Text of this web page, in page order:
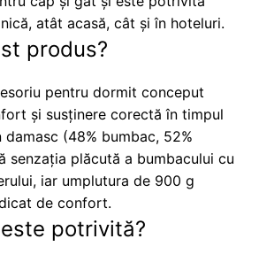
atât acasă, cât și în hoteluri.
produs?
pentru dormit conceput
și susținere corectă în timpul
damasc (48% bumbac, 52%
senzația plăcută a bumbacului cu
iar umplutura de 900 g
de confort.
potrivită?